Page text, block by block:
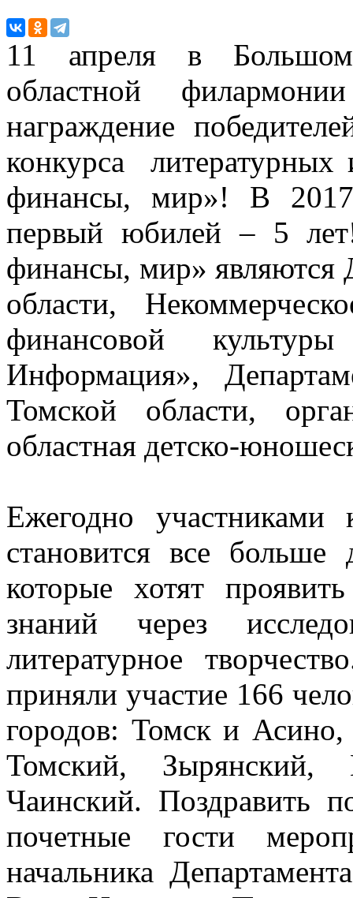
11 апреля в
областной
награждение
конкурса литературных
финансы, мир»! В 2017
первый юбилей – 5
финансы, мир» являются
области,
финансовой
Информация»,
Томской области,
областная детско-
Ежегодно
становится все больше
которые хотят
знаний через
литературное
приняли участие 166
городов: Томск и
Томский, Зырянский,
Чаинский. Поздравить
почетные гости
начальника